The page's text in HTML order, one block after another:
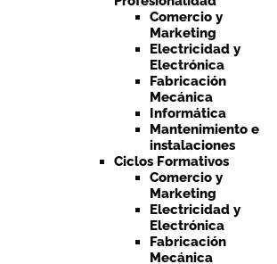
Comercio y
Marketing
Electricidad y
Electrónica
Fabricación
Mecánica
Informática
Mantenimiento e
instalaciones
Ciclos Formativos
Comercio y
Marketing
Electricidad y
Electrónica
Fabricación
Mecánica